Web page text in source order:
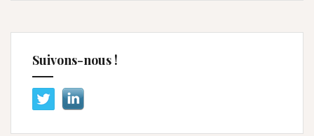
Suivons-nous !